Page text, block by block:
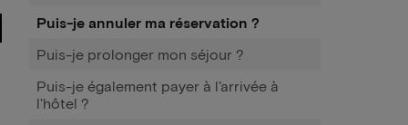
Puis-je annuler ma réservation ?
Puis-je prolonger mon séjour ?
Puis-je également payer à l'arrivée à
l'hôtel ?